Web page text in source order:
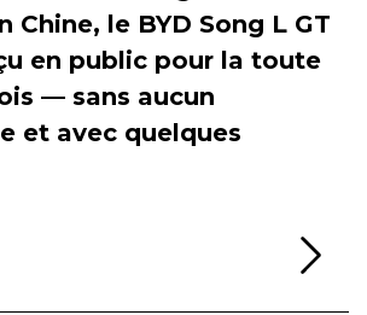
Chine, le BYD Song L GT
en public pour la toute
— sans aucun
et avec quelques